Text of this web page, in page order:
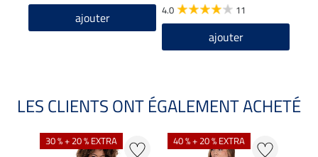
ajouter 4.0 11
ajouter
LES CLIENTS ONT ÉGALEMENT ACHETÉ
30 % + 20 % EXTRA 40 % + 20 % EXTRA